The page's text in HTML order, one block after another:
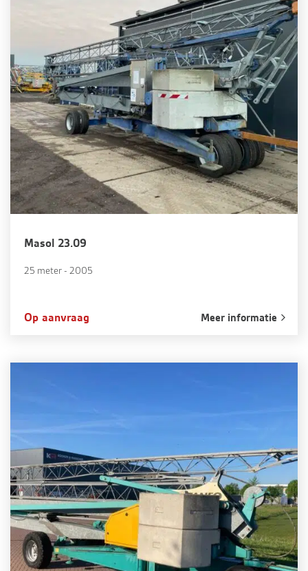
Masol 23.09
25 meter - 2005
Op aanvraag Meer informatie